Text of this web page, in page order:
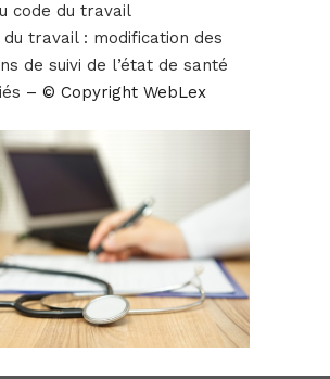
code du travail
du travail : modification des
de suivi de l’état de santé
– © Copyright WebLex